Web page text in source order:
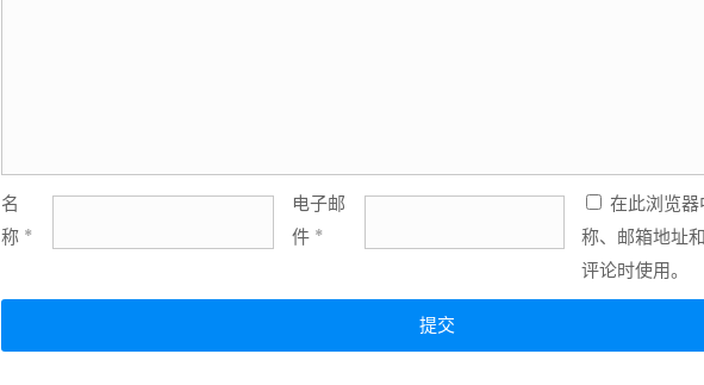
名
称 *
电子邮
件 *
在此浏览
称、邮箱地址
评论时使用。